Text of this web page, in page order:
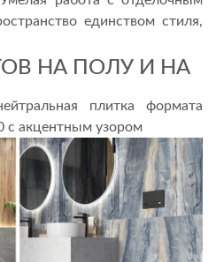
единством стиля,
НА ПОЛУ И НА
плитка формата
с акцентным узором